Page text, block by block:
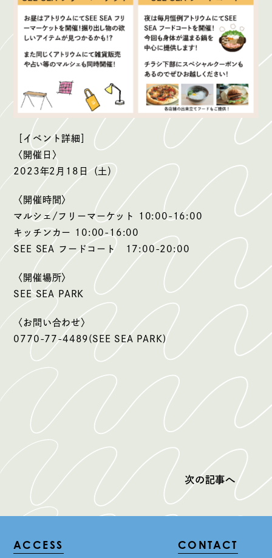
［イベント詳細］
〈開催日〉
2023年2月18日（土）
〈開催時間〉
マルシェ/フリーマーケット 10:00-16:00
キッチンカー 10:00-16:00
SEE SEA フードコート 17:00-20:00
〈開催場所〉
SEE SEA PARK
〈お問い合わせ〉
0770-77-4489(SEE SEA PARK)
次の記事へ
ACCESS CONTACT